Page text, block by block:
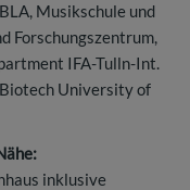
Musikschule und
Forschungszentrum,
IFA-Tulln-Int.
University of
inklusive